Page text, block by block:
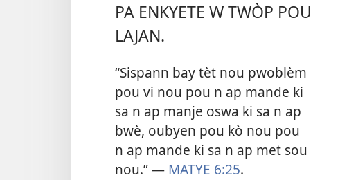
PA ENKYETE W TWÒP POU
LAJAN.
“Sispann bay tèt nou pwoblèm
pou vi nou pou n ap mande ki
sa n ap manje oswa ki sa n ap
bwè, oubyen pou kò nou pou
n ap mande ki sa n ap met sou
nou.” — MATYE 6:25.